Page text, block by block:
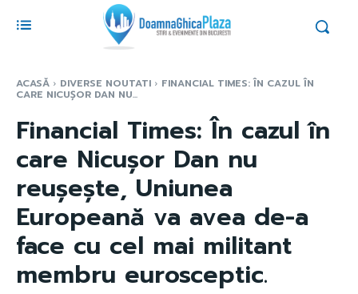
ACASĂ DIVERSE NOUTATI FINANCIAL TIMES: ÎN CAZUL ÎN
CARE NICUȘOR DAN NU...
Financial Times: În cazul în
care Nicușor Dan nu
reușește, Uniunea
Europeană va avea de-a
face cu cel mai militant
membru eurosceptic.